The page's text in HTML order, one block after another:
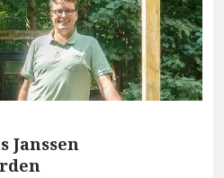
Janssen